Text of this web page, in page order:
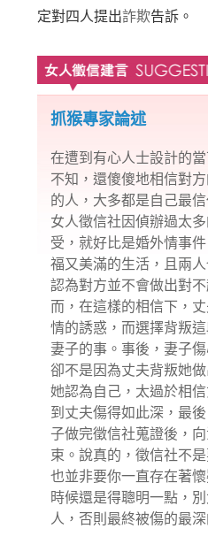
定對四人提出詐欺告訴。
抓猴專家論述
在遭到有心人士設計的
不知，還傻傻地相信對
的人，大多都是自己最
女人徵信社因偵辦過太
受，就好比是婚外情事
福又美滿的生活，且兩
認為對方並不會做出對
而，在這樣的相信下，
情的誘惑，而選擇背叛
妻子的事。事後，妻子
卻不是因為丈夫背叛她
她認為自己，太過於相
到丈夫傷得如此深，最
子做完徵信社蒐證後，
束。說真的，徵信社不
也並非要你一直存在著
時候還是得聰明一點，
人，否則最終被傷的最